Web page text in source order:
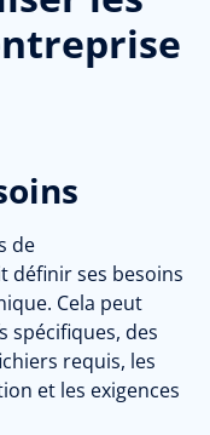
de
définir ses besoins
Cela peut
spécifiques, des
requis, les
et les exigences